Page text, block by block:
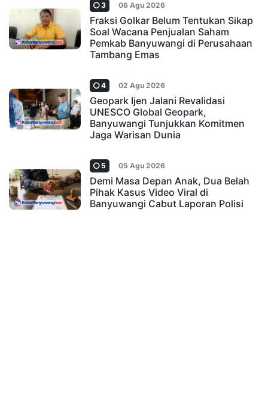
3 06 Agu 2026
Fraksi Golkar Belum Tentukan Sikap
Soal Wacana Penjualan Saham
Pemkab Banyuwangi di Perusahaan
Tambang Emas
4 02 Agu 2026
Geopark Ijen Jalani Revalidasi
UNESCO Global Geopark,
Banyuwangi Tunjukkan Komitmen
Jaga Warisan Dunia
5 05 Agu 2026
Demi Masa Depan Anak, Dua Belah
Pihak Kasus Video Viral di
Banyuwangi Cabut Laporan Polisi